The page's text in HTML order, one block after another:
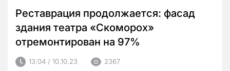
Реставрация продолжается: фасад
здания театра «Скоморох»
отремонтирован на 97%
13:04 / 10.10.23 2367